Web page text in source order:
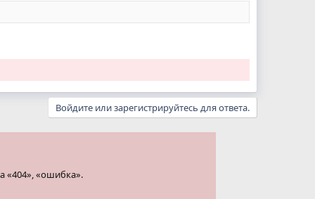
Войдите или зарегистрируйтесь для ответа.
«404», «ошибка».